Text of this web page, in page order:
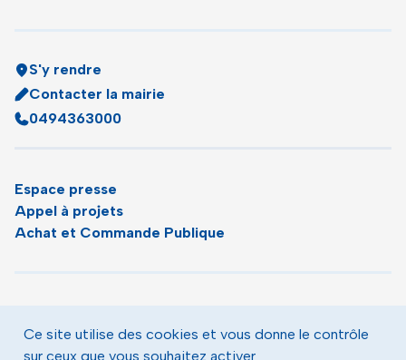
S'y rendre
Contacter la mairie
0494363000
Espace presse
Appel à projets
Achat et Commande Publique
Agenda
Le magazine municipal de Toulon
Ce site utilise des cookies et vous donne le contrôle
sur ceux que vous souhaitez activer